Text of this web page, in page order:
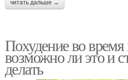
читать дальше →
Похудение во
возможно ли это и
делать